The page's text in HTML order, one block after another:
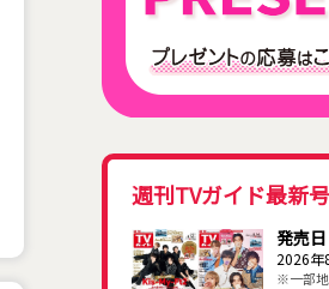
週刊TVガイド最新号
発売日
2026年
※一部